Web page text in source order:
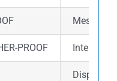
Mesin
PROOF Internal
Display